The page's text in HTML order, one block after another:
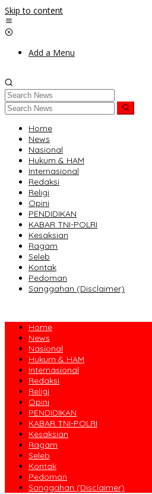
Skip to content
Add a Menu
Home
News
Nasional
Hukum & HAM
Internasional
Redaksi
Religi
Opini
PENDIDIKAN
KABAR TNI-POLRI
Kesaksian
Ragam
Seleb
Kontak
Pedoman
Sanggahan (Disclaimer)
Home
News
Nasional
Hukum & HAM
Internasional
Redaksi
Religi
Opini
PENDIDIKAN
KABAR TNI-POLRI
Kesaksian
Ragam
Seleb
Kontak
Pedoman
Sanggahan (Disclaimer)